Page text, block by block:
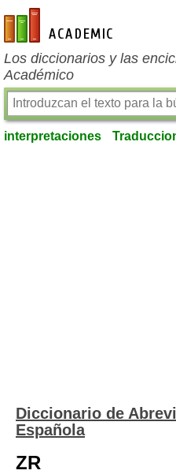
es-academic.com
Los diccionarios y las
Académico
interpretaciones
Diccionario de
Española
ZR